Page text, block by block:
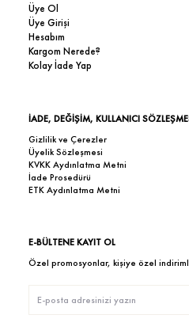
Üye Ol
Üye Girişi
Hesabım
Kargom Nerede?
Kolay İade Yap
İADE, DEĞİŞİM, KULLANICI
Gizlilik ve Çerezler
Üyelik Sözleşmesi
KVKK Aydınlatma Metni
İade Prosedürü
ETK Aydınlatma Metni
E-BÜLTENE KAYIT OL
Özel promosyonlar, kişiye özel